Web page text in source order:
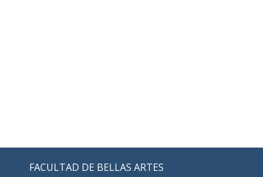
FACULTAD DE BELLAS ARTES